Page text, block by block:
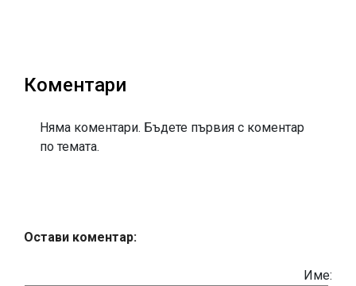
Коментари
Няма коментари. Бъдете първия с коментар
по темата.
Остави коментар:
Име: